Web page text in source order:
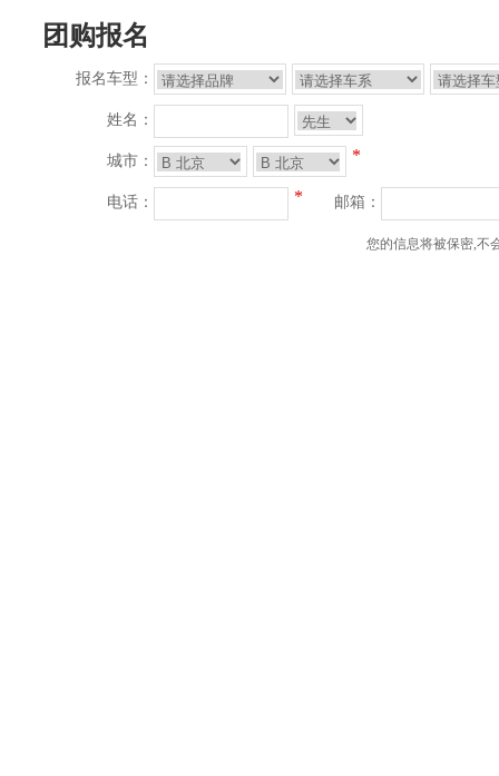
团购报名
报名车型：
姓名：
城市： *
电话： * 邮箱：
您的信息将被保密,不